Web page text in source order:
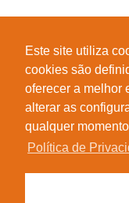
Este site utiliza
cookies são
oferecer a melhor
alterar as
qualquer
Política de